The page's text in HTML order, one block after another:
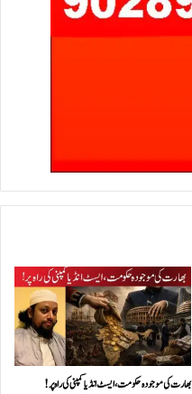
بھارت کی موجودہ حکومت،ایسٹ انڈیا کمپنی کی راہ پر!